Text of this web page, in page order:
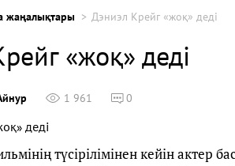
жаңалықтары Дэниэл Крейг «жоқ» деді
«жоқ» деді
1 961 0
түсірілімінен кейін актер